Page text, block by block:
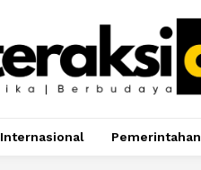
Internasional Pemerintahan